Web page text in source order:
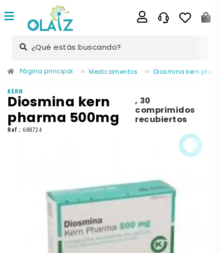
¿Qué estás buscando?
Página principal Medicamentos Diosmina kern
KERN
Diosmina kern
pharma 500mg
, 30
comprimidos
recubiertos
Ref.: 688724